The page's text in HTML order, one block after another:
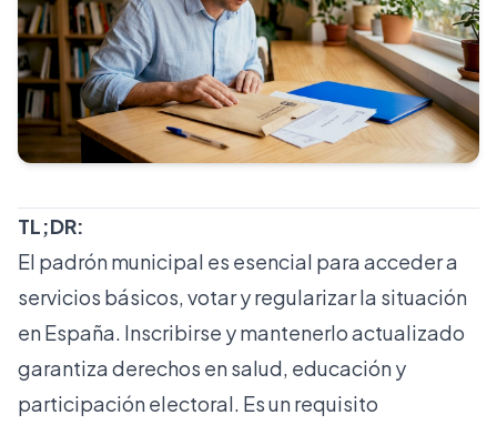
TL;DR:
El padrón municipal es esencial para acceder a
servicios básicos, votar y regularizar la situación
en España. Inscribirse y mantenerlo actualizado
garantiza derechos en salud, educación y
participación electoral. Es un requisito